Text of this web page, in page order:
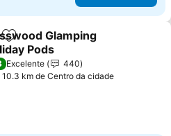
Adicionar aos favoritos
Glamping
Pods
Excelente
440
10.3 km de Centro da cidade